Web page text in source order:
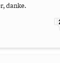
danke.